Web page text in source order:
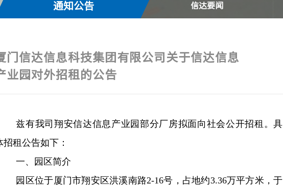
通知公告 信达要闻
门信达信息科技集团有限公司关于信达信息
业园对外招租的公告
兹有我司翔安信达信息产业园部分厂房拟面向社会公开招租。具
招租公告如下：
一、园区简介
园区位于厦门市翔安区洪溪南路2-16号，占地约3.36万平方米，于